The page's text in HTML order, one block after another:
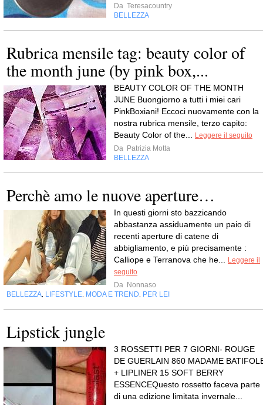
Da Teresacountry
BELLEZZA
Rubrica mensile tag: beauty color of
the month june (by pink box,...
BEAUTY COLOR OF THE MONTH
JUNE Buongiorno a tutti i miei cari
PinkBoxiani! Eccoci nuovamente con la
nostra rubrica mensile, terzo capito:
Beauty Color of the...
Leggere il seguito
Da Patrizia Motta
BELLEZZA
Perchè amo le nuove aperture…
In questi giorni sto bazzicando
abbastanza assiduamente un paio di
recenti aperture di catene di
abbigliamento, e più precisamente :
Calliope e Terranova che he...
Leggere il
seguito
Da Nonnaso
BELLEZZA LIFESTYLE MODA E TREND PER LEI
Lipstick jungle
3 ROSSETTI PER 7 GIORNI- ROUGE
DE GUERLAIN 860 MADAME
+ LIPLINER 15 SOFT BERRY
ESSENCEQuesto rossetto faceva parte
di una edizione limitata invernale...